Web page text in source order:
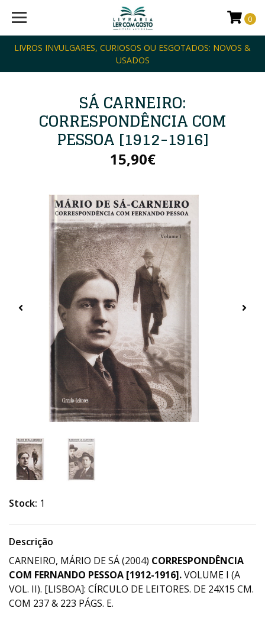
LIVROS INVULGARES, CURIOSOS OU ESGOTADOS: NOVOS &
USADOS
0
SÁ CARNEIRO:
CORRESPONDÊNCIA COM
PESSOA [1912-1916]
15,90€
Stock: 1
Descrição
CARNEIRO, MÁRIO DE SÁ (2004) CORRESPONDÊNCIA
COM FERNANDO PESSOA [1912-1916].VOLUME I (A
VOL. II). [LISBOA]: CÍRCULO DE LEITORES. DE 24X15 CM.
COM 237 & 223 PÁGS. E.